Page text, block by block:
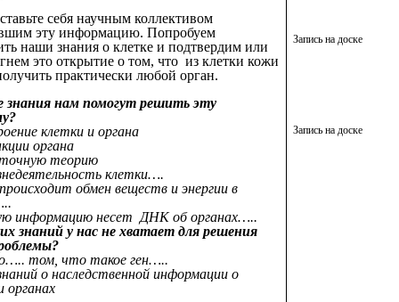
себя научным коллективом
эту информацию. Попробуем
наши знания о клетке и подтвердим или
это открытие о том, что из клетки кожи
практически любой орган.
знания нам помогут решить эту
клетки и органа
органа
теорию
клетки….
обмен веществ и энергии в
информацию несет ДНК об органах…..
знаний у нас не хватает для решения
том, что такое ген…..
о наследственной информации о
органах
Запись на доске
Запись на доске